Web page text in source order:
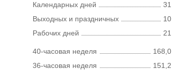
Календарных дней
31
Выходных и праздничных
10
Рабочих дней
21
40-часовая неделя
168,0
36-часовая неделя
151,2